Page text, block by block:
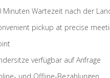
Minuten Wartezeit nach der
pickup at precise
verfügbar auf Anfrage